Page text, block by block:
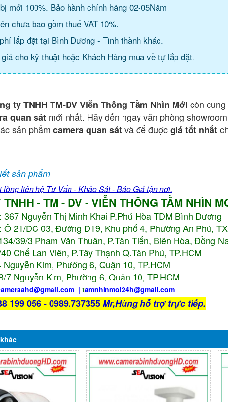
mới 100%. Bảo hành chính hãng 02-05Năm
chưa bao gồm thuế VAT 10%.
lắp đặt tại Bình Dương - Tình thành khác.
cho kỹ thuật hoặc Khách Hàng mua về tự lắp đặt.
ty TNHH TM-DV Viễn Thông Tầm Nhìn Mới còn
quan sát mới nhất. Hãy đến ngay văn phòng
sản phẩm camera quan sátvà để đượcgiá tốt nhất
sản phẩm
lòng liên hệ Tư Vấn - Khảo Sát - Báo Giá tận nơi.
TNHH - TM - DV - VIỄN THÔNG TẦM NHÌN
367 Nguyễn Thị Minh Khai P.Phú Hòa TDM Bình Dương
Ô 21/DC 03, Đường D19, Khu phố 4, Phường An Phú,
39/3 Phạm Văn Thuận, P.Tân Tiến, Biên Hòa, Đồng
Chế Lan Viên, P.Tây Thạnh Q.Tân Phú, TP.HCM
Nguyễn Kim, Phường 6, Quận 10, TP.HCM
7 Nguyễn Kim, Phường 6, Quận 10, TP.HCM
@gmail.com | tamnhinmoi24h@gmail.com
199 056 - 0989.737355Mr,Hùng hỗ trợ trực tiếp.
khác